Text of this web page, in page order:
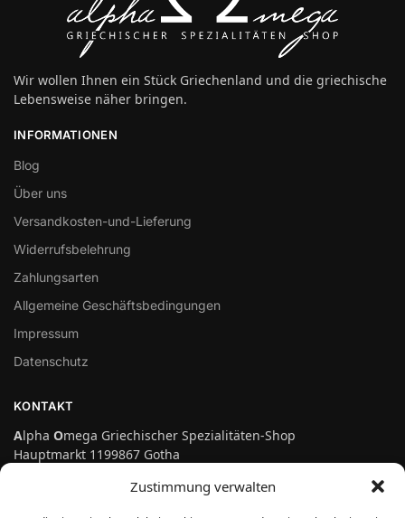
Zustimmung verwalten
Wir wollen Ihnen ein Stück Griechenland und die griechische
Lebensweise näher bringen.
INFORMATIONEN
Blog
Über uns
Versandkosten-und-Lieferung
Widerrufsbelehrung
Zahlungsarten
Allgemeine Geschäftsbedingungen
Impressum
Datenschutz
KONTAKT
Alpha Omega Griechischer Spezialitäten-Shop
Hauptmarkt 1199867 Gotha
info@genuss-auf-griechisch.de